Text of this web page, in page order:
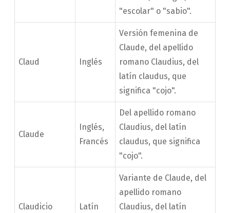
"escolar" o "sabio".
Claud Inglés
Versión femenina de
Claude, del apellido
romano Claudius, del
latín claudus, que
significa "cojo".
Claude
Inglés,
Francés
Del apellido romano
Claudius, del latín
claudus, que significa
"cojo".
Claudicio Latín
Variante de Claude, del
apellido romano
Claudius, del latín